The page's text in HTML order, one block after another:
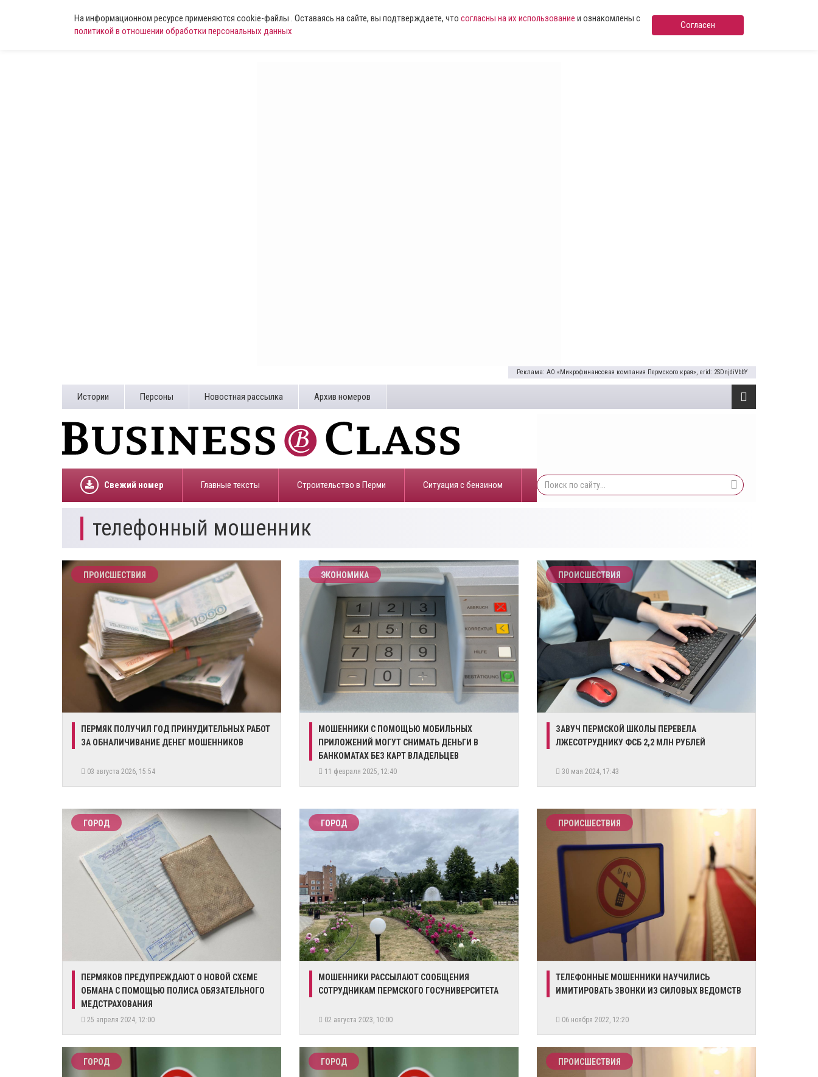
На информационном ресурсе применяются cookie-файлы . Оставаясь на сайте, вы подтверждаете, что согласны на их использование и ознакомлены с
политикой в отношении обработки персональных данных
Согласен
Реклама: АО «Микрофинансовая компания Пермского края», erid: 2SDnjdiVbbY
Истории Персоны Новостная рассылка Архив номеров
Свежий номер Главные тексты Строительство в Перми ​Ситуация с бензином
телефонный мошенник
ПРОИСШЕСТВИЯ
ПЕРМЯК ПОЛУЧИЛ ГОД ПРИНУДИТЕЛЬНЫХ РАБОТ
ЗА ОБНАЛИЧИВАНИЕ ДЕНЕГ МОШЕННИКОВ
03 августа 2026, 15:54
ЭКОНОМИКА
​МОШЕННИКИ С ПОМОЩЬЮ МОБИЛЬНЫХ
ПРИЛОЖЕНИЙ МОГУТ СНИМАТЬ ДЕНЬГИ В
БАНКОМАТАХ БЕЗ КАРТ ВЛАДЕЛЬЦЕВ
11 февраля 2025, 12:40
ПРОИСШЕСТВИЯ
ЗАВУЧ ПЕРМСКОЙ ШКОЛЫ ПЕРЕВЕЛА
ЛЖЕСОТРУДНИКУ ФСБ 2,2 МЛН РУБЛЕЙ
30 мая 2024, 17:43
ГОРОД
ПЕРМЯКОВ ПРЕДУПРЕЖДАЮТ О НОВОЙ СХЕМЕ
ОБМАНА С ПОМОЩЬЮ ПОЛИСА ОБЯЗАТЕЛЬНОГО
МЕДСТРАХОВАНИЯ
25 апреля 2024, 12:00
ГОРОД
​МОШЕННИКИ РАССЫЛАЮТ СООБЩЕНИЯ
СОТРУДНИКАМ ПЕРМСКОГО ГОСУНИВЕРСИТЕТА
02 августа 2023, 10:00
ПРОИСШЕСТВИЯ
ТЕЛЕФОННЫЕ МОШЕННИКИ НАУЧИЛИСЬ
ИМИТИРОВАТЬ ЗВОНКИ ИЗ СИЛОВЫХ ВЕДОМСТВ
06 ноября 2022, 12:20
ГОРОД ГОРОД ПРОИСШЕСТВИЯ